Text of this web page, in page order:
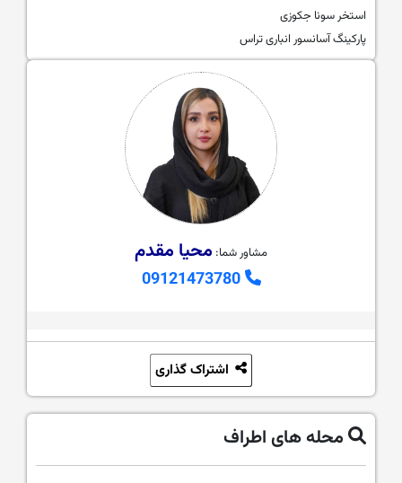
استخر سونا جکوزی
پارکینگ آسانسور انباری تراس
مشاور شما: محیا مقدم
09121473780
محله های اطراف